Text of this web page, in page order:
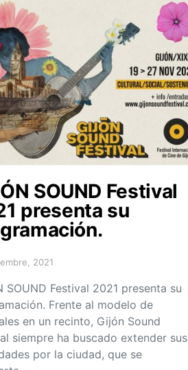
SOUND Festival
presenta su
on 2021
SOUND Festival 2021 presenta su
Frente al modelo de
en un recinto, Gijón Sound
siempre ha buscado extender sus
por la ciudad, que se